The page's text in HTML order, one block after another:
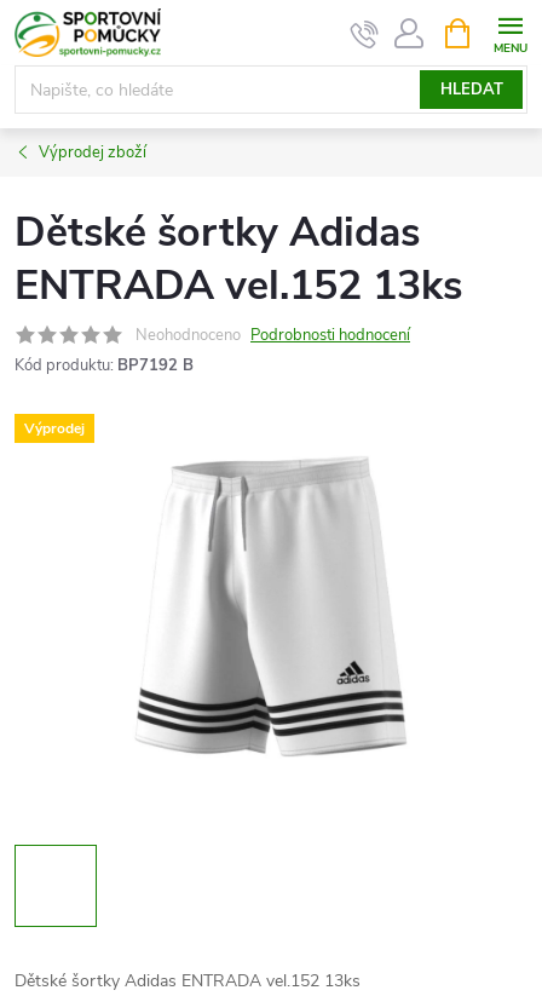
Přejít
na
obsah
HLEDAT
NÁKUPNÍ
KOŠÍK
Výprodej zboží
Dětské šortky Adidas
ENTRADA vel.152 13ks
Neohodnoceno Podrobnosti hodnocení
Kód produktu: BP7192 B
Výprodej
Dětské šortky Adidas ENTRADA vel.152 13ks